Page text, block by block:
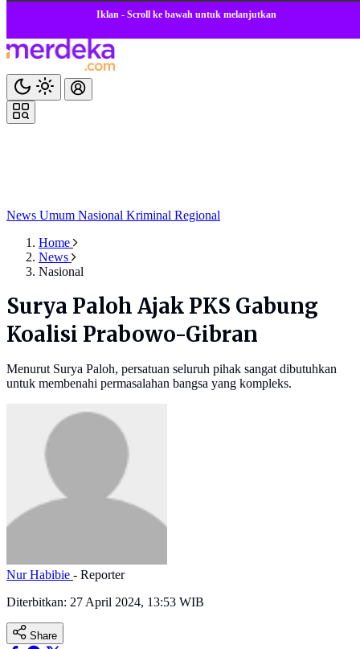
Iklan - Scroll ke bawah untuk melanjutkan
News Umum Nasional Kriminal Regional
Home
News
Nasional
Surya Paloh Ajak PKS Gabung
Koalisi Prabowo-Gibran
Menurut Surya Paloh, persatuan seluruh pihak sangat dibutuhkan
untuk membenahi permasalahan bangsa yang kompleks.
Nur Habibie - Reporter
Diterbitkan: 27 April 2024, 13:53 WIB
Share